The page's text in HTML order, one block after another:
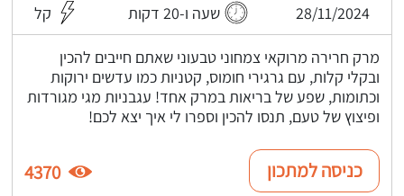
28/11/2024 שעה ו-20 דקות קל
מרק חרירה מרוקאי צמחוני טבעוני שאתם חייבים להכין
ובקלי קלות, עם גרגירי חומוס, קטניות כמו עדשים ירוקות
וכתומות, שפע של בריאות במרק אחד! עגבניות מגי מגורדות
ופיצוץ של טעם, תנסו להכין וספרו לי איך יצא לכם!
כניסה למתכון 4370